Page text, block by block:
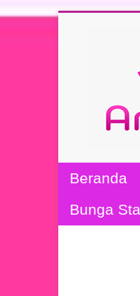
Beranda
Bunga